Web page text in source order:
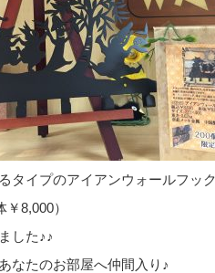
タイプのアイアンウォールフッ
￥8,000）
した♪♪
なたのお部屋へ仲間入り♪